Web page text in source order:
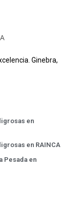
Ginebra,
en
en RAINCA
Pesada en